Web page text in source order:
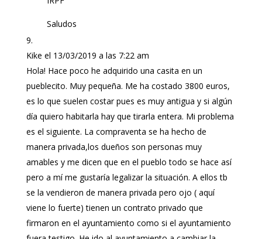
Saludos
Kike el 13/03/2019 a las 7:22 am
Hola! Hace poco he adquirido una casita en un
pueblecito. Muy pequeña. Me ha costado 3800 euros,
es lo que suelen costar pues es muy antigua y si algún
día quiero habitarla hay que tirarla entera. Mi problema
es el siguiente. La compraventa se ha hecho de
manera privada,los dueños son personas muy
amables y me dicen que en el pueblo todo se hace así
pero a mí me gustaría legalizar la situación. A ellos tb
se la vendieron de manera privada pero ojo ( aquí
viene lo fuerte) tienen un contrato privado que
firmaron en el ayuntamiento como si el ayuntamiento